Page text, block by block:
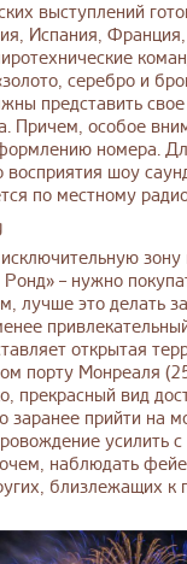
выступлений
Испания,
серебро и
представить
Причем, особое
номера.
восприятия шоу
по местному
зону
– нужно
лучше это делать
открытая
порту Монреаля
прекрасный вид
заранее прийти на
усилить
наблюдать
близлежащих к